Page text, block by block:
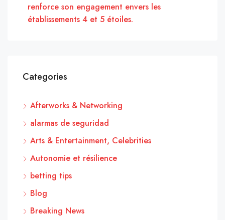
renforce son engagement envers les
établissements 4 et 5 étoiles.
Categories
Afterworks & Networking
alarmas de seguridad
Arts & Entertainment, Celebrities
Autonomie et résilience
betting tips
Blog
Breaking News